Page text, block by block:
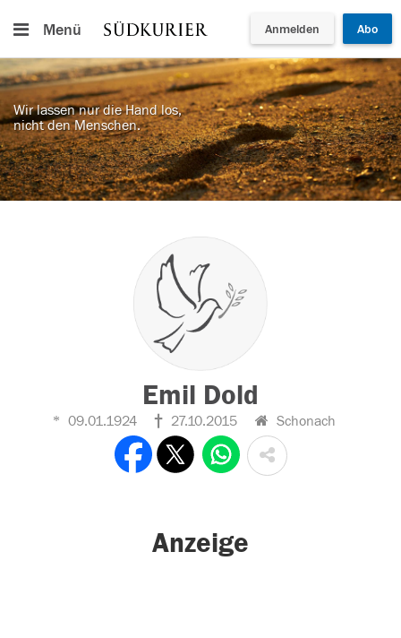
Menü Anmelden Abo
Wir lassen nur die Hand los,
nicht den Menschen.
Emil Dold
09.01.1924 27.10.2015 Schonach
Anzeige